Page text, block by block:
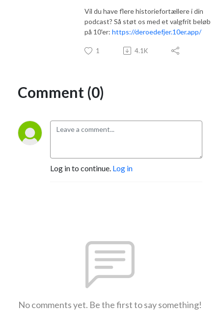
Vil du have flere historiefortællere i din
podcast? Så støt os med et valgfrit beløb
på 10'er: https://deroedefjer.10er.app/
1 4.1K
Comment (0)
Log in to continue. Log in
No comments yet. Be the first to say something!